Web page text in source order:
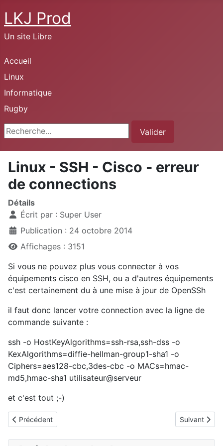
LKJ Prod
Un site Libre
Accueil
Linux
Informatique
Rugby
Rechercher
Valider
Linux - SSH - Cisco - erreur
de connections
Détails
Écrit par : Super User
Publication : 24 octobre 2014
Affichages : 3151
Si vous ne pouvez plus vous connecter à vos
équipements cisco en SSH, ou a d'autres équipements
c'est certainement du à une mise à jour de OpenSSh
il faut donc lancer votre connection avec la ligne de
commande suivante :
ssh -o HostKeyAlgorithms=ssh-rsa,ssh-dss -o
KexAlgorithms=diffie-hellman-group1-sha1 -o
Ciphers=aes128-cbc,3des-cbc -o MACs=hmac-
md5,hmac-sha1 utilisateur@serveur
et c'est tout ;-)
Article précédent : Mes lignes de commandes indispensables
Précédent Article
Suivant